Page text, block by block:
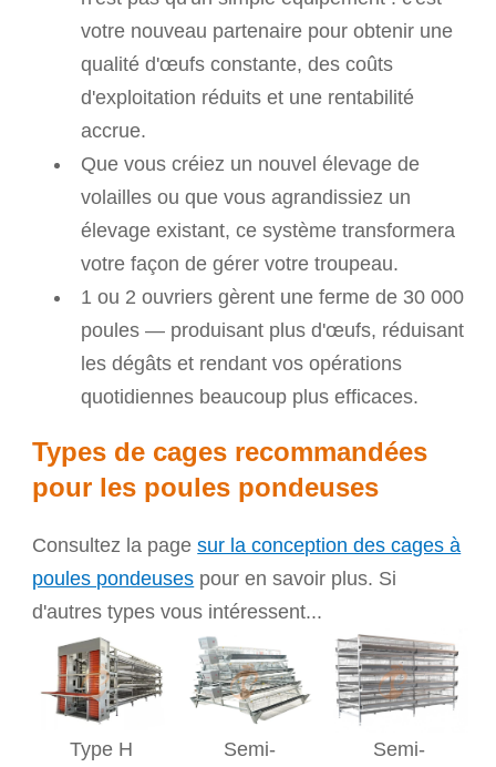
votre nouveau partenaire pour obtenir une
qualité d'œufs constante, des coûts
d'exploitation réduits et une rentabilité
accrue.
Que vous créiez un nouvel élevage de
volailles ou que vous agrandissiez un
élevage existant, ce système transformera
votre façon de gérer votre troupeau.
1 ou 2 ouvriers gèrent une ferme de 30 000
poules — produisant plus d'œufs, réduisant
les dégâts et rendant vos opérations
quotidiennes beaucoup plus efficaces.
Types de cages recommandées
pour les poules pondeuses
Consultez la pagesur la conception des cages à
poules pondeuses pour en savoir plus. Si
d'autres types vous intéressent...
Type H
Semi-
Semi-